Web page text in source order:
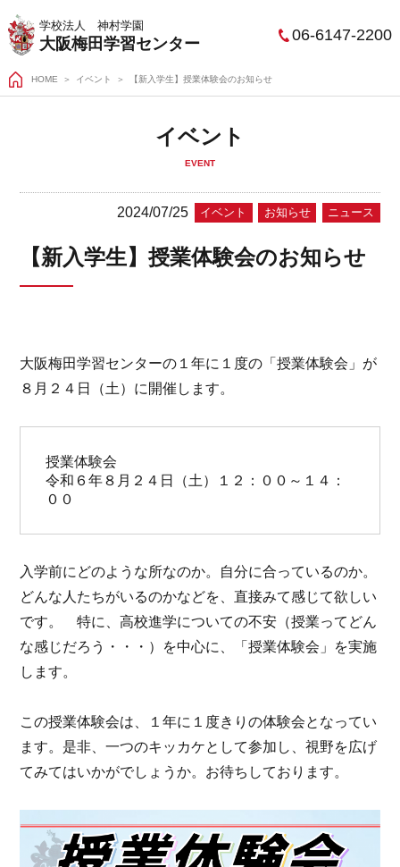
学校法人 神村学園
大阪梅田学習センター 06-6147-2200
HOME ＞ イベント 【新入学生】授業体験会のお知らせ
イベント
EVENT
2024/07/25 イベント お知らせ ニュース
【新入学生】授業体験会のお知らせ
大阪梅田学習センターの１年に１度の「授業体験会」が
８月２４日（土）に開催します。
授業体験会
令和６年８月２４日（土）１２：００～１４：
００
入学前にどのような所なのか。自分に合っているのか。
どんな人たちがいるのかなどを、直接みて感じて欲しい
です。 特に、高校進学についての不安（授業ってどん
な感じだろう・・・）を中心に、「授業体験会」を実施
します。
この授業体験会は、１年に１度きりの体験会となってい
ます。是非、一つのキッカケとして参加し、視野を広げ
てみてはいかがでしょうか。お待ちしております。